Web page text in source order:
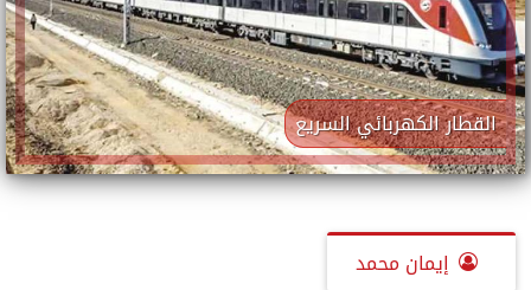
القطار الكهربائي السريع
إيمان محمد